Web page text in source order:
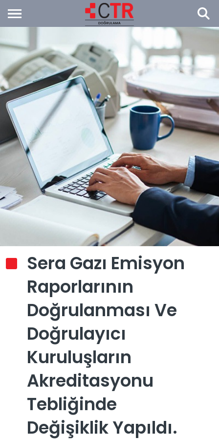
Sera Gazı Emisyon
Raporlarının
Doğrulanması Ve
Doğrulayıcı
Kuruluşların
Akreditasyonu
Tebliğinde
Değişiklik Yapıldı.